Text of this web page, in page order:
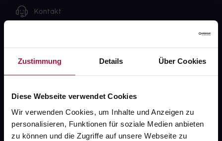
Zustimmung Details Über Cookies
Diese Webseite verwendet Cookies
Wir verwenden Cookies, um Inhalte und Anzeigen zu
personalisieren, Funktionen für soziale Medien anbieten
zu können und die Zugriffe auf unsere Webseite zu
Kontakt
Widerrufsformular
Über uns